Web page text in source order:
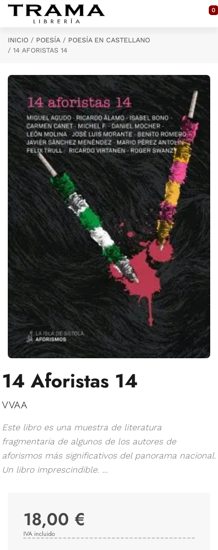
Saltar al contenido principal
0
INICIO POESÍA
POESÍA EN CASTELLANO
14 AFORISTAS 14
14 Aforistas 14
VVAA
Este libro es una muestra de literatura
fragmentaria de algunos de los autores de
aforismos más significativos del panorama nacional.
Un libro imprescindible. ...
18,00 €
IVA incluido